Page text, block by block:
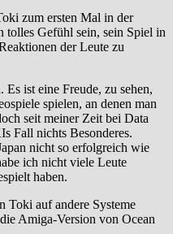
zum ersten Mal in der
tolles Gefühl sein, sein Spiel in
der Leute zu
ist eine Freude, zu sehen,
spielen, an denen man
seit meiner Zeit bei Data
Fall nichts Besonderes.
nicht so erfolgreich wie
ich nicht viele Leute
haben.
Toki auf andere Systeme
Amiga-Version von Ocean